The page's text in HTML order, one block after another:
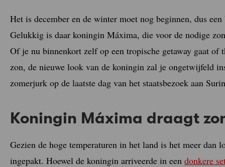
Het is december en de winter moet nog beginnen, dus
Gelukkig is daar koningin Máxima, die voor de nodige
Of je nu binnenkort zelf op een tropische getaway gaat
zon, de nieuwe look van de koningin zal je ongetwijfeld
zomerjurk op de laatste dag van het staatsbezoek aan
Koningin Máxima draagt
Gezien de hoge temperaturen in het land is het meer dan
ingepakt. Hoewel de koningin arriveerde in een donkere